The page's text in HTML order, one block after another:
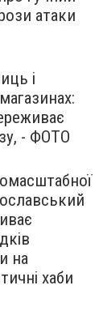
атаки
і
- ФОТО
на
хаби